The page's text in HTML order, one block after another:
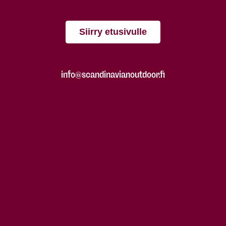
Siirry etusivulle
info@scandinavianoutdoor.fi